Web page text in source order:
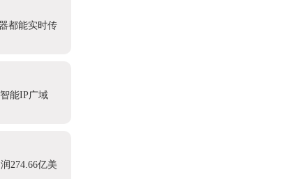
都能实时传
能IP广域
274.66亿美